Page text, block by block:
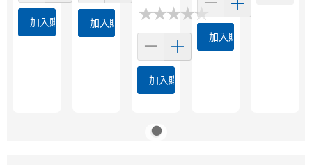
加入購物車 加入購物車 ★★★★★
★★★★★
加入購物車
加入購物車